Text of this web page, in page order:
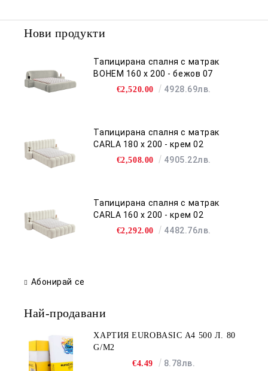
Нови продукти
Тапицирана спалня с матрак
BOHEM 160 х 200 - бежов 07
€2,520.00 4928.69лв.
Тапицирана спалня с матрак
CARLA 180 х 200 - крем 02
€2,508.00 4905.22лв.
Тапицирана спалня с матрак
CARLA 160 х 200 - крем 02
€2,292.00 4482.76лв.
Абонирай се
Най-продавани
ХАРТИЯ EUROBASIC А4 500 Л. 80
G/M2
€4.49
8.78лв.